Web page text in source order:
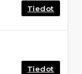
Tiedot
Tiedot